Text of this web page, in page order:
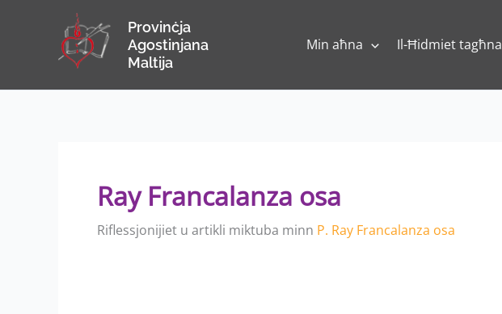
Provinċja
Agostinjana
Maltija
Min aħna Il-Ħidmiet tagħna
Ray Francalanza osa
Riflessjonijiet u artikli miktuba minn P. Ray Francalanza osa